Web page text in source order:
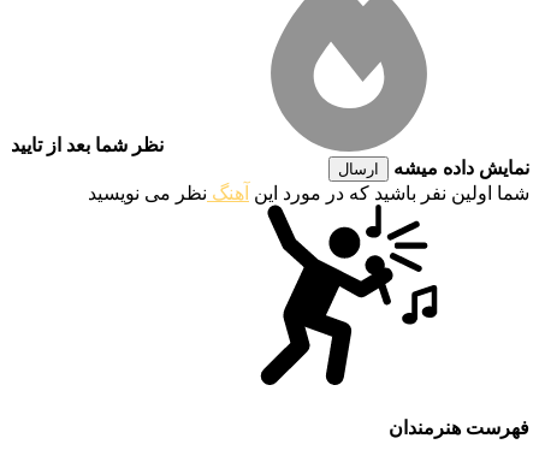
نظر شما بعد از تایید
نمایش داده میشه
ارسال
شما اولین نفر باشید که در مورد این آهنگ نظر می نویسید
فهرست هنرمندان